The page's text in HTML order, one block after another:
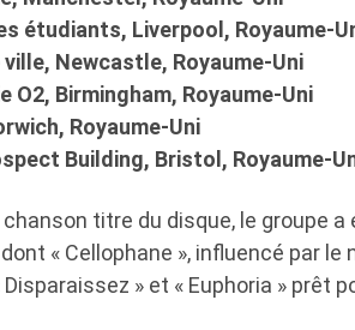
étudiants, Liverpool, Royaume-
Newcastle, Royaume-Uni
O2, Birmingham, Royaume-Uni
Royaume-Uni
Building, Bristol, Royaume-
chanson titre du disque, le groupe
« Cellophane », influencé par le
» et « Euphoria » prêt